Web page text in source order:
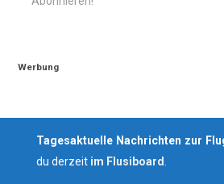
Werbung
Tagesaktuelle Nachrichten zur
du derzeit im Flusiboard